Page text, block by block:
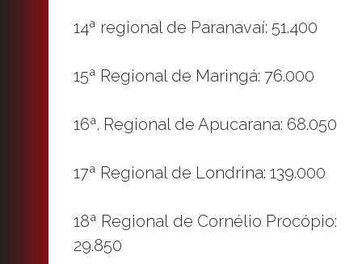
14ª regional de Paranavaí: 51.400
15ª Regional de Maringá: 76.000
16ª. Regional de Apucarana: 68.050
17ª Regional de Londrina: 139.000
18ª Regional de Cornélio Procópio:
29.850